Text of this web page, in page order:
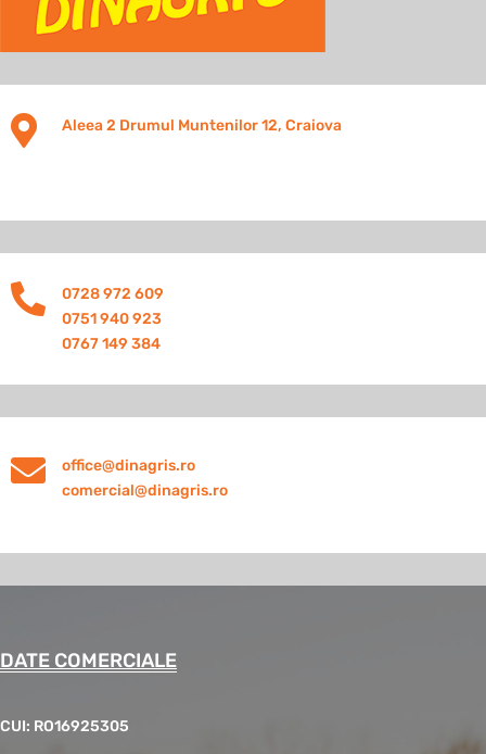
 Aleea 2 Drumul Muntenilor 12, Craiova

0728 972 609
0751 940 923
0767 149 384

office@dinagris.ro
comercial@dinagris.ro
DATE COMERCIALE
CUI: RO16925305